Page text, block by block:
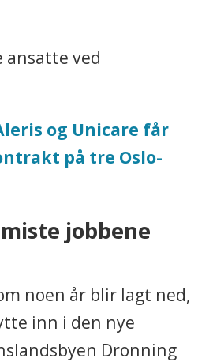
ansatte ved
og Unicare får
på tre Oslo-
jobbene
noen år blir lagt ned,
inn i den nye
Dronning